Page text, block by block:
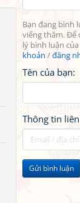
Bạn đang bình
viếng thăm. Để
lý bình luận
khoản /đăng
Tên của bạn:
Thông tin
Gửi bình luận